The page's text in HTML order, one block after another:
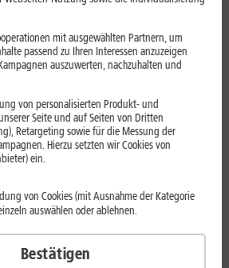
können praktisch sein, greifen aber je
in Deine Browserdaten ein. Der Beitrag
vor der Installation prüfst und riskante
mit ausgewählten Partnern, um
passend zu Ihren Interessen anzuzeigen
auszuwerten, nachzuhalten und
von personalisierten Produkt- und
Seite und auf Seiten von Dritten
Retargeting sowie für die Messung der
Hierzu setzten wir Cookies von
ein.
von Cookies (mit Ausnahme der Kategorie
auswählen oder ablehnen.
Bestätigen